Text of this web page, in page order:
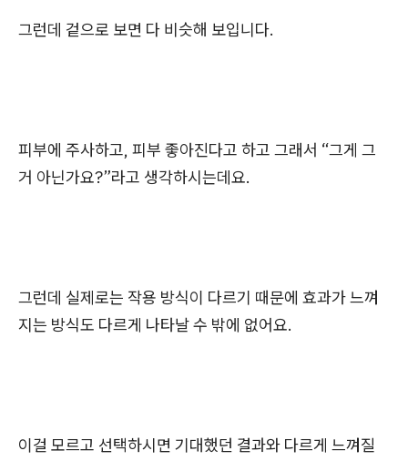
그런데 겉으로 보면 다 비슷해 보입니다.
피부에 주사하고, 피부 좋아진다고 하고 그래서 “그게 그
거 아닌가요?”라고 생각하시는데요.
그런데 실제로는 작용 방식이 다르기 때문에 효과가 느껴
지는 방식도 다르게 나타날 수 밖에 없어요.
이걸 모르고 선택하시면 기대했던 결과와 다르게 느껴질